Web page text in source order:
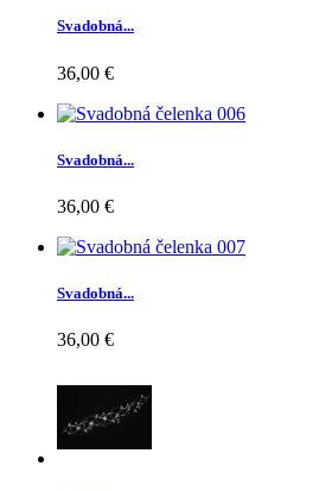
Svadobná...
36,00 €
Svadobná...
36,00 €
Svadobná...
36,00 €